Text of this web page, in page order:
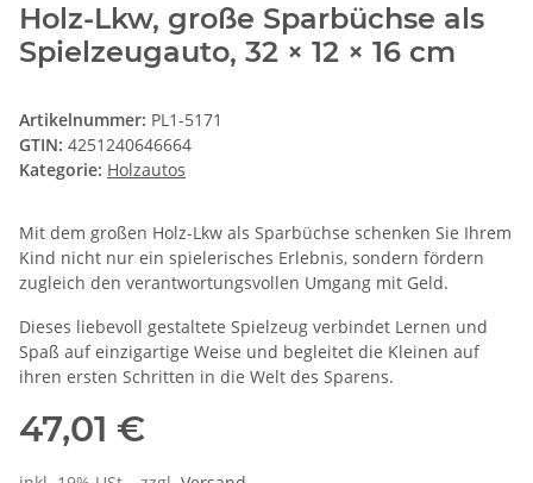
Holz-Lkw, große Sparbüchse als
Spielzeugauto, 32 × 12 × 16 cm
Artikelnummer: PL1-5171
GTIN: 4251240646664
Kategorie: Holzautos
Mit dem großen Holz-Lkw als Sparbüchse schenken Sie Ihrem
Kind nicht nur ein spielerisches Erlebnis, sondern fördern
zugleich den verantwortungsvollen Umgang mit Geld.
Dieses liebevoll gestaltete Spielzeug verbindet Lernen und
Spaß auf einzigartige Weise und begleitet die Kleinen auf
ihren ersten Schritten in die Welt des Sparens.
47,01 €